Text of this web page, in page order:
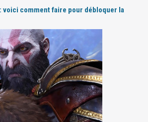
: voici comment faire pour débloquer la